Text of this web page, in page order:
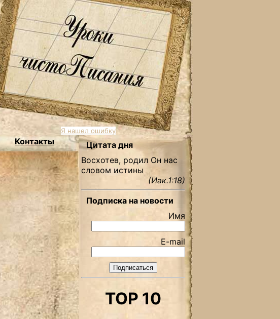
Я нашел ошибку
Контакты
Цитата дня
Восхотев, родил Он нас
словом истины
(Иак.1:18)
Подписка на новости
Имя
E-mail
TOP 10